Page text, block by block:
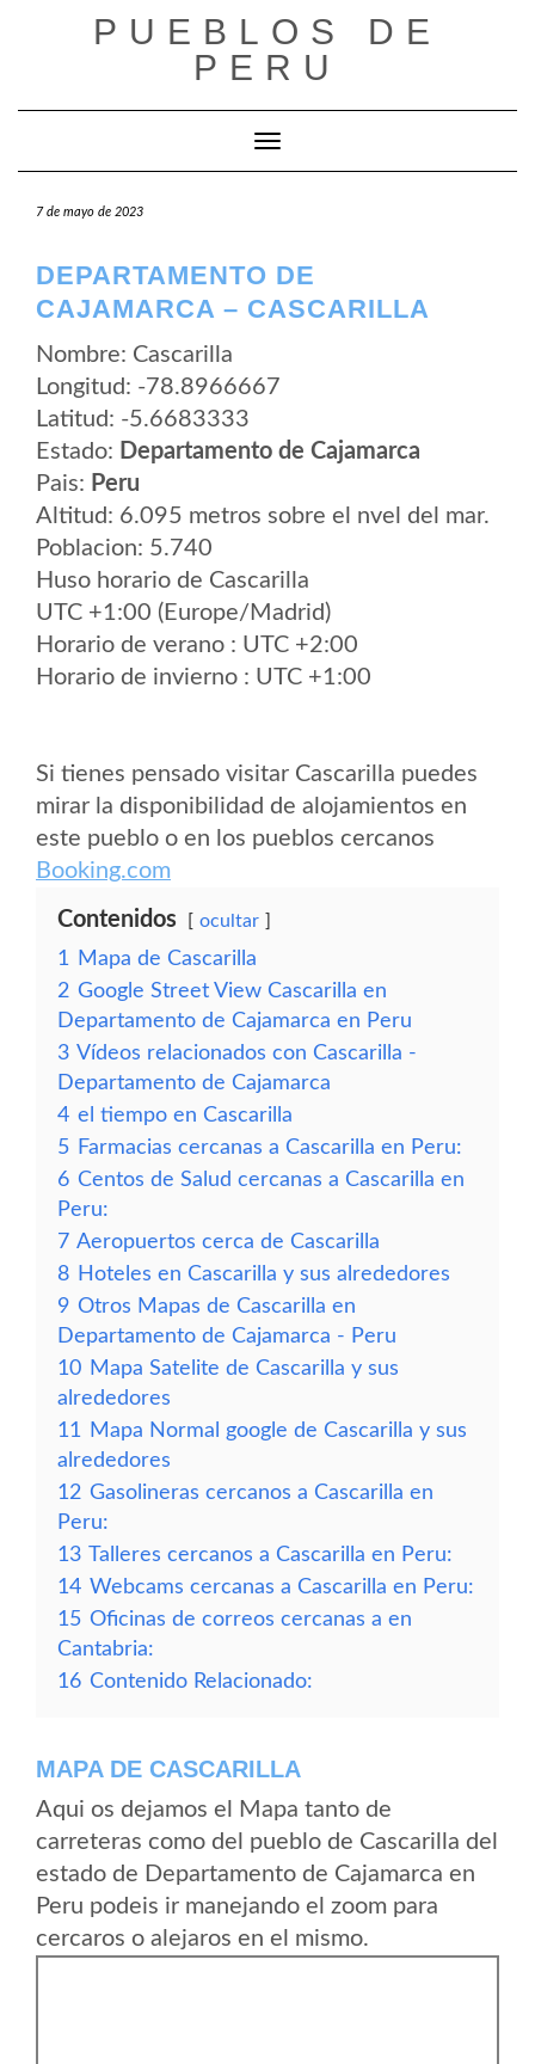
PUEBLOS DE
PERU
Cambiar modo de navegación
7 de mayo de 2023
DEPARTAMENTO DE
CAJAMARCA – CASCARILLA
Nombre: Cascarilla
Longitud: -78.8966667
Latitud: -5.6683333
Estado: Departamento de Cajamarca
Pais: Peru
Altitud: 6.095 metros sobre el nvel del mar.
Poblacion: 5.740
Huso horario de Cascarilla
UTC +1:00 (Europe/Madrid)
Horario de verano : UTC +2:00
Horario de invierno : UTC +1:00
Si tienes pensado visitar Cascarilla puedes
mirar la disponibilidad de alojamientos en
este pueblo o en los pueblos cercanos
Booking.com
Contenidos ocultar
1
Mapa de Cascarilla
2 Google Street View Cascarilla en
Departamento de Cajamarca en Peru
3 Vídeos relacionados con Cascarilla -
Departamento de Cajamarca
4 el tiempo en Cascarilla
5 Farmacias cercanas a Cascarilla en Peru:
6 Centos de Salud cercanas a Cascarilla en
Peru:
7 Aeropuertos cerca de Cascarilla
8 Hoteles en Cascarilla y sus alrededores
9 Otros Mapas de Cascarilla en
Departamento de Cajamarca - Peru
10 Mapa Satelite de Cascarilla y sus
alrededores
11
Mapa Normal google de Cascarilla y sus
alrededores
12 Gasolineras cercanos a Cascarilla en
Peru:
13 Talleres cercanos a Cascarilla en Peru:
14 Webcams cercanas a Cascarilla en Peru:
15 Oficinas de correos cercanas a en
Cantabria:
16 Contenido Relacionado:
MAPA DE CASCARILLA
Aqui os dejamos el Mapa tanto de
carreteras como del pueblo de Cascarilla del
estado de Departamento de Cajamarca en
Peru podeis ir manejando el zoom para
cercaros o alejaros en el mismo.